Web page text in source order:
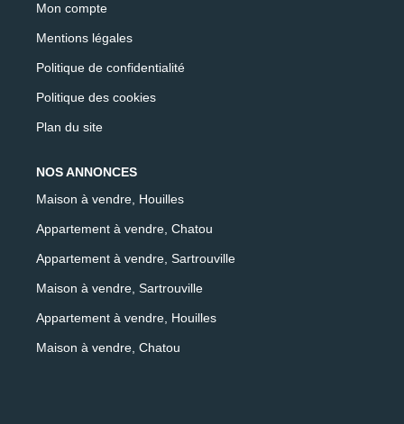
Mon compte
Mentions légales
Politique de confidentialité
Politique des cookies
Plan du site
NOS ANNONCES
Maison à vendre, Houilles
Appartement à vendre, Chatou
Appartement à vendre, Sartrouville
Maison à vendre, Sartrouville
Appartement à vendre, Houilles
Maison à vendre, Chatou